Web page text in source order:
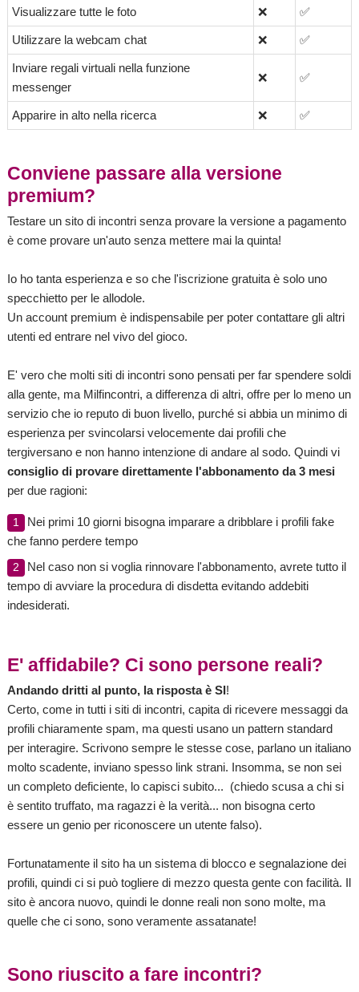
Visualizzare tutte le foto ❌ ✅
Utilizzare la webcam chat ❌ ✅
Inviare regali virtuali nella funzione
messenger
❌ ✅
Apparire in alto nella ricerca ❌ ✅
Conviene passare alla versione
premium?
Testare un sito di incontri senza provare la versione a pagamento
è come provare un'auto senza mettere mai la quinta!
Io ho tanta esperienza e so che l'iscrizione gratuita è solo uno
specchietto per le allodole.
Un account premium è indispensabile per poter contattare gli altri
utenti ed entrare nel vivo del gioco.
E' vero che molti siti di incontri sono pensati per far spendere soldi
alla gente, ma Milfincontri, a differenza di altri, offre per lo meno un
servizio che io reputo di buon livello, purché si abbia un minimo di
esperienza per svincolarsi velocemente dai profili che
tergiversano e non hanno intenzione di andare al sodo. Quindi vi
consiglio di provare direttamente l'abbonamento da 3 mesi
per due ragioni:
Nei primi 10 giorni bisogna imparare a dribblare i profili fake
che fanno perdere tempo
Nel caso non si voglia rinnovare l'abbonamento, avrete tutto il
tempo di avviare la procedura di disdetta evitando addebiti
indesiderati.
E' affidabile? Ci sono persone reali?
Andando dritti al punto, la risposta è SI!
Certo, come in tutti i siti di incontri, capita di ricevere messaggi da
profili chiaramente spam, ma questi usano un pattern standard
per interagire. Scrivono sempre le stesse cose, parlano un italiano
molto scadente, inviano spesso link strani. Insomma, se non sei
un completo deficiente, lo capisci subito... (chiedo scusa a chi si
è sentito truffato, ma ragazzi è la verità... non bisogna certo
essere un genio per riconoscere un utente falso).
Fortunatamente il sito ha un sistema di blocco e segnalazione dei
profili, quindi ci si può togliere di mezzo questa gente con facilità. Il
sito è ancora nuovo, quindi le donne reali non sono molte, ma
quelle che ci sono, sono veramente assatanate!
Sono riuscito a fare incontri?